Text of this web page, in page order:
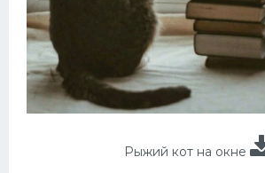
Рыжий кот на окне